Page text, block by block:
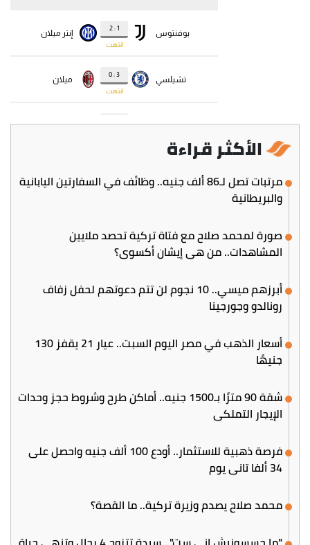
الأكثر قراءة
مرتبات تصل لـ86 ألف جنيه.. وظائف في السفارتين اليابانية
والبريطانية
صورة لمحمد صلاح مع فتاة تركية تحصد ملايين
المشاهدات.. من هي إيشان أكسوي؟
أبرزهم ميسي.. 10 نجوم لن تتم دعوتهم لحفل زفاف
رونالدو وجورجينا
أسعار الذهب في مصر اليوم السبت.. عيار 21 يقفز 130
جنيهًا
شقة 90 مترًا بـ1500 جنيه.. أماكن طرح وشروط حجز وحدات
الإيجار التملكي
فرصة ذهبية للاستثمار.. أودع 100 ألف جنيه واحصل على
34 ألفا تاني يوم
محمد صلاح يصدم وزيرة تركية.. ما القصة؟